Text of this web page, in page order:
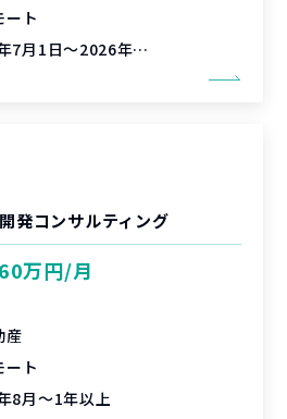
ート
月1日～2026年9月31日
発コンサルティング
万円/月
産
ート
8月～1年以上